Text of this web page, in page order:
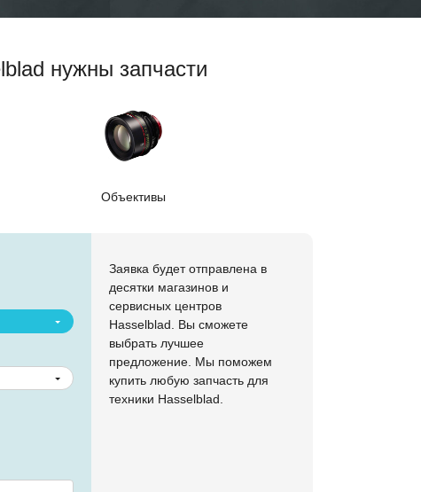
нужны запчасти
Объективы
Заявка будет отправлена в
десятки магазинов и
сервисных центров
Hasselblad. Вы сможете
выбрать лучшее
предложение. Мы поможем
купить любую запчасть для
техники Hasselblad.